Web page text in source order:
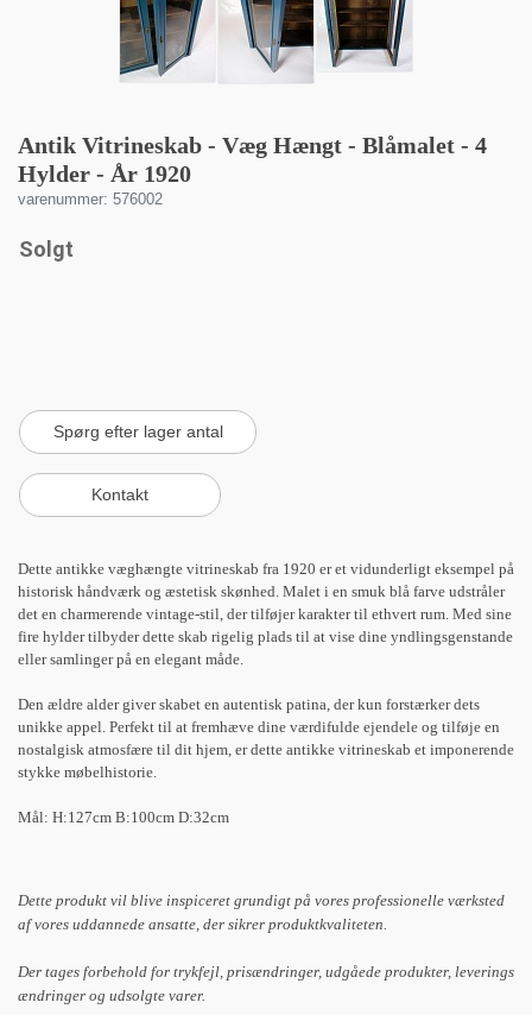
Antik Vitrineskab - Væg Hængt - Blåmalet - 4
Hylder - År 1920
varenummer: 576002
Solgt
Dette antikke væghængte vitrineskab fra 1920 er et vidunderligt eksempel på
historisk håndværk og æstetisk skønhed. Malet i en smuk blå farve udstråler
det en charmerende vintage-stil, der tilføjer karakter til ethvert rum. Med sine
fire hylder tilbyder dette skab rigelig plads til at vise dine yndlingsgenstande
eller samlinger på en elegant måde.
Den ældre alder giver skabet en autentisk patina, der kun forstærker dets
unikke appel. Perfekt til at fremhæve dine værdifulde ejendele og tilføje en
nostalgisk atmosfære til dit hjem, er dette antikke vitrineskab et imponerende
stykke møbelhistorie.
Mål: H:127cm B:100cm D:32cm
Dette produkt vil blive inspiceret grundigt på vores professionelle værksted
af vores uddannede ansatte, der sikrer produktkvaliteten.
Der tages forbehold for trykfejl, prisændringer, udgåede produkter, leverings
ændringer og udsolgte varer.